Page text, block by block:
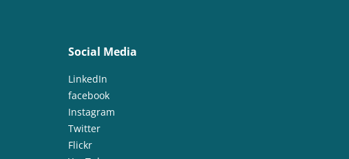
Social Media
LinkedIn
facebook
Instagram
Twitter
Flickr